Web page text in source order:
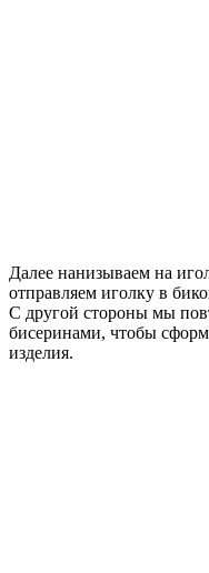
Далее нанизываем на
отправляем иголку в
С другой стороны мы
бисеринами, чтобы
изделия.